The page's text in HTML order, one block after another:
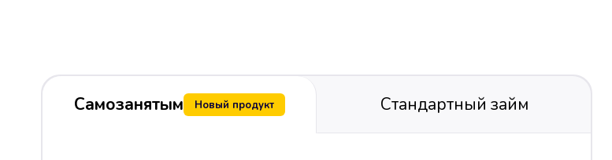
Самозанятым Новый продукт Стандартный займ